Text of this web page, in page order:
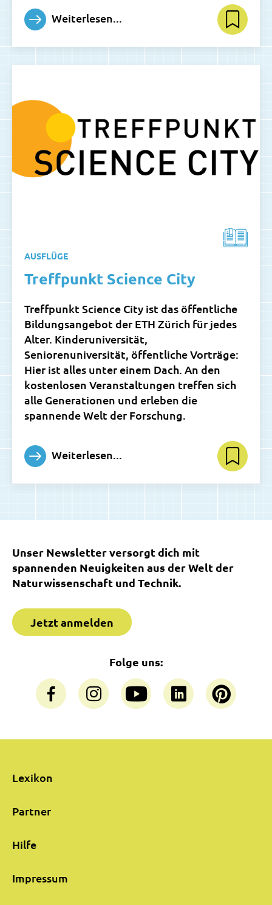
Weiterlesen...
AUSFLÜGE
Treffpunkt Science City
Treffpunkt Science City ist das öffentliche
Bildungsangebot der ETH Zürich für jedes
Alter. Kinderuniversität,
Seniorenuniversität, öffentliche Vorträge:
Hier ist alles unter einem Dach. An den
kostenlosen Veranstaltungen treffen sich
alle Generationen und erleben die
spannende Welt der Forschung.
Weiterlesen...
Unser Newsletter versorgt dich mit
spannenden Neuigkeiten aus der Welt der
Naturwissenschaft und Technik.
Jetzt anmelden
Folge uns:
Lexikon
Partner
Hilfe
Impressum